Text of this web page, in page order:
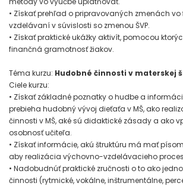
• Získať prehľad o pripravovaných zmenách
vzdelávaní v súvislosti so zmenou ŠVP.
• Získať praktické ukážky aktivít, pomocou
finančná gramotnosť žiakov.
Téma kurzu: Hudobné činnosti v materskej
Ciele kurzu:
• Získať základné poznatky o hudbe a
prebieha hudobný vývoj dieťaťa v MŠ, ako
činnosti v MŠ, aké sú didaktické zásady a ako
osobnosť učiteľa.
• Získať informácie, akú štruktúru má mať
aby realizácia výchovno-vzdelávacieho
• Nadobudnúť praktické zručnosti o to ako
činnosti (rytmické, vokálne, inštrumentálne,